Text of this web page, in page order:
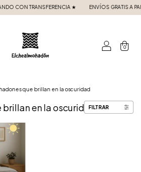
CON TRANSFERENCIA ★ ENVÍOS GRATIS A
0
que brillan en la oscuridad
brillan en la oscuridadFILTRAR